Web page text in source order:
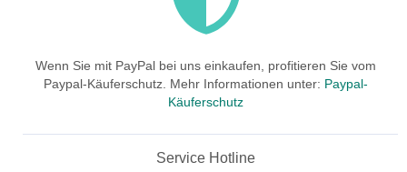
Wenn Sie mit PayPal bei uns einkaufen, profitieren Sie vom
Paypal-Käuferschutz. Mehr Informationen unter: Paypal-
Käuferschutz
Service Hotline